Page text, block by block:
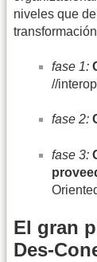
niveles que
transformación
fase 1:
//
fase 2:
fase 3:
El gran
Des-